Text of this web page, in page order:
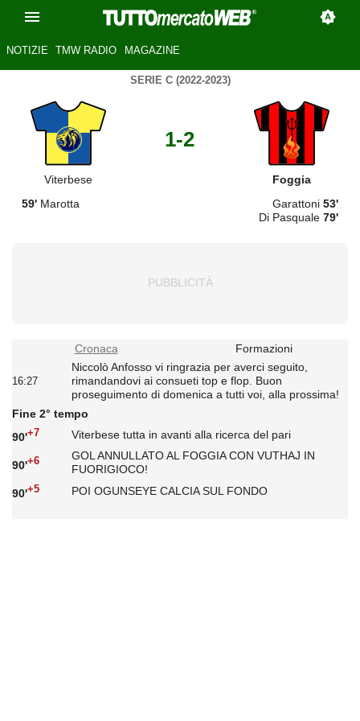
NOTIZIE TMW RADIO MAGAZINE
SERIE C (2022-2023)
Viterbese
1-2
Foggia
59' Marotta Garattoni 53'
Di Pasquale 79'
Cronaca Formazioni
16:27
Niccolò Anfosso vi ringrazia per averci seguito,
rimandandovi ai consueti top e flop. Buon
proseguimento di domenica a tutti voi, alla prossima!
Fine 2° tempo
90'+7 Viterbese tutta in avanti alla ricerca del pari
90'+6
GOL ANNULLATO AL FOGGIA CON VUTHAJ IN
FUORIGIOCO!
90'+5 POI OGUNSEYE CALCIA SUL FONDO